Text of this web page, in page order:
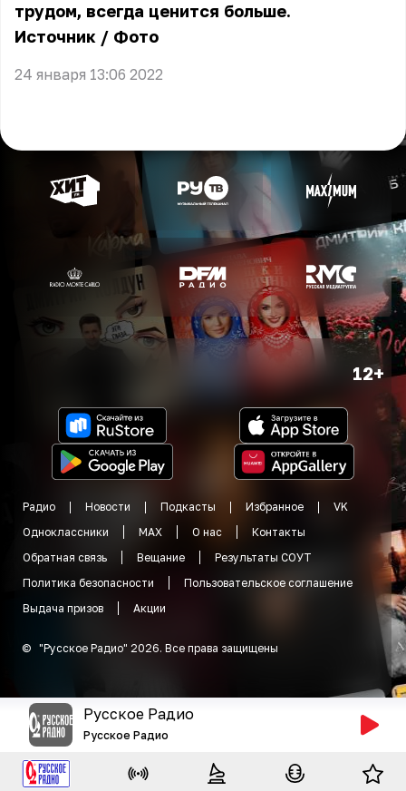
трудом, всегда ценится больше.
Источник / Фото
24 января 13:06 2022
12+
Радио Новости Подкасты Избранное
VK
Одноклассники
MAX О нас
Контакты
Обратная связь
Вещание
Результаты СОУТ
Политика безопасности
Пользовательское соглашение
Выдача призов
Акции
© "Русское Радио" 2026. Все права защищены
Русское Радио
Русское Радио